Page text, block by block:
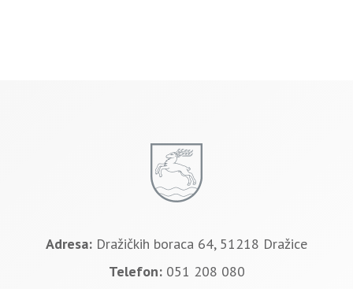
Adresa: Dražičkih boraca 64, 51218 Dražice
Telefon: 051 208 080